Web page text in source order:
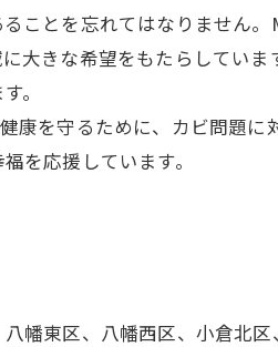
ことを忘れてはなりません
大きな希望をもたらしていま
。
康を守るために、カビ問題に
を応援しています。
幡東区、八幡西区、小倉北